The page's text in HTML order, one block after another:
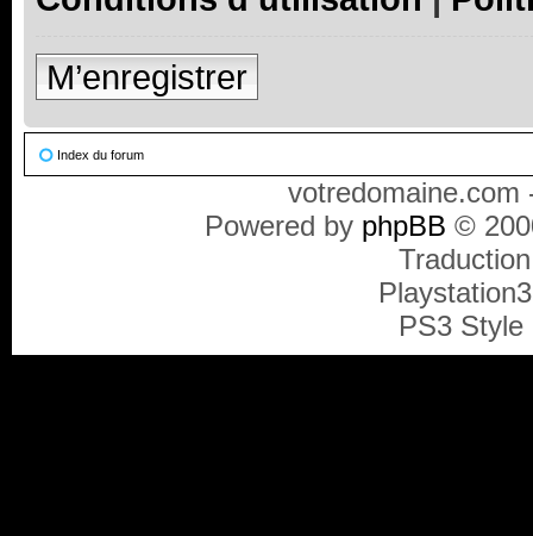
M’enregistrer
Index du forum
votredomaine.com
Powered by phpBB ©
PS3